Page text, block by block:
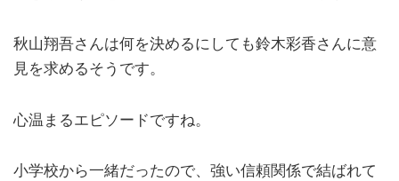
秋山翔吾さんは何を決めるにしても鈴木彩香さんに意
見を求めるそうです。
心温まるエピソードですね。
小学校から一緒だったので、強い信頼関係で結ばれて